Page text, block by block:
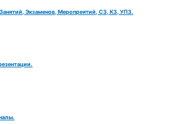
Экзаменов, Меропреятий, СЗ, КЗ, УПЗ.